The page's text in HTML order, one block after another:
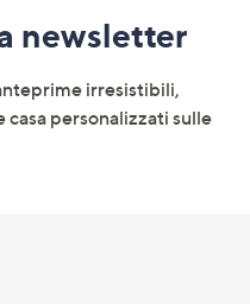
newsletter
irresistibili,
personalizzati sulle